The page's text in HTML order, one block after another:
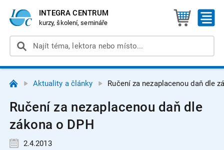
INTEGRA CENTRUM
kurzy, školení, semináře
Aktuality a články Ručení za nezaplacenou daň dle
Ručení za nezaplacenou daň dle
zákona o DPH
2.4.2013